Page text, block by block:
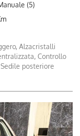
(5)
Alzacristalli
Controllo
posteriore